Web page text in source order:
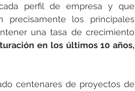
perfil de empresa y que
los principales
una tasa de crecimiento
en los últimos 10 años,
centenares de proyectos de